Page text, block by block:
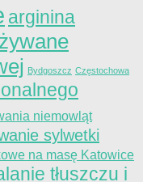
arginina
Bydgoszcz Częstochowa
niemowląt
sylwetki
na masę Katowice
tłuszczu i